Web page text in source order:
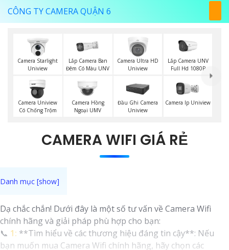
CÔNG TY CAMERA QUẬN 6
Camera Starlight
Uniview
Lắp Camera Ban
Đêm Có Màu UNV
Camera Ultra HD
Uniview
Lắp Camera UNV
Full Hd 1080P
Camera Uniview
Có Chống Trộm
Camera Hồng
Ngoại UMV
Đầu Ghi Camera
Uniview
Camera Ip Uniview
CAMERA WIFI GIÁ RẺ
Dạ chắc chắn! Dưới đây là một số tư vấn về Camera Wifi
chính hãng và giải pháp phù hợp cho bạn:
📞 1: **Tìm hiểu về các thương hiệu đáng tin cậy**: Nếu
bạn muốn mua Camera Wifi chính hãng, hãy chọn các